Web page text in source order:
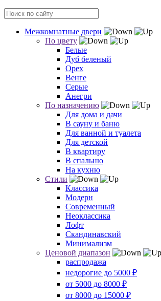
Межкомнатные двери
По цвету
Белые
Дуб беленый
Орех
Венге
Серые
Анегри
По назначению
Для дома и дачи
В сауну и баню
Для ванной и туалета
Для детской
В квартиру
В спальню
На кухню
Стили
Классика
Модерн
Современный
Неоклассика
Лофт
Скандинавский
Минимализм
Ценовой диапазон
распродажа
недорогие до 5000 ₽
от 5000 до 8000 ₽
от 8000 до 15000 ₽